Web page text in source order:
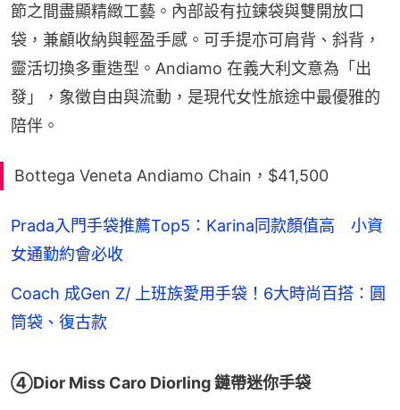
節之間盡顯精緻工藝。內部設有拉鍊袋與雙開放口
袋，兼顧收納與輕盈手感。可手提亦可肩背、斜背，
靈活切換多重造型。Andiamo 在義大利文意為「出
發」，象徵自由與流動，是現代女性旅途中最優雅的
陪伴。
Bottega Veneta Andiamo Chain，$41,500
Prada入門手袋推薦Top5：Karina同款顏值高 小資
女通勤約會必收
Coach 成Gen Z/ 上班族愛用手袋！6大時尚百搭：圓
筒袋、復古款
④Dior Miss Caro Diorling 鏈帶迷你手袋